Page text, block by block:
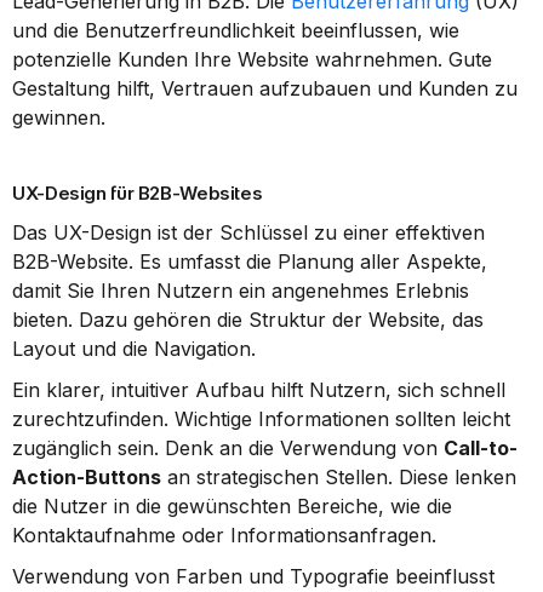
und die Benutzerfreundlichkeit beeinflussen, wie
potenzielle Kunden Ihre Website wahrnehmen. Gute
Gestaltung hilft, Vertrauen aufzubauen und Kunden zu
gewinnen.
UX-Design für B2B-Websites
Das UX-Design ist der Schlüssel zu einer effektiven
B2B-Website. Es umfasst die Planung aller Aspekte,
damit Sie Ihren Nutzern ein angenehmes Erlebnis
bieten. Dazu gehören die Struktur der Website, das
Layout und die Navigation.
Ein klarer, intuitiver Aufbau hilft Nutzern, sich schnell
zurechtzufinden. Wichtige Informationen sollten leicht
zugänglich sein. Denk an die Verwendung von Call-to-
Action-Buttons an strategischen Stellen. Diese lenken
die Nutzer in die gewünschten Bereiche, wie die
Kontaktaufnahme oder Informationsanfragen.
Verwendung von Farben und Typografie beeinflusst